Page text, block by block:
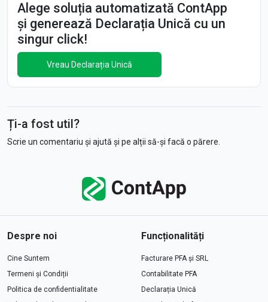
Alege soluția automatizată ContApp
și generează Declarația Unică cu un
singur click!
Vreau Declarația Unică
Ți-a fost util?
Scrie un comentariu și ajută și pe alții să-și facă o părere.
Despre noi
Cine Suntem
Termeni și Condiții
Politica de confidentialitate
Funcționalități
Facturare PFA și SRL
Contabilitate PFA
Declarația Unică